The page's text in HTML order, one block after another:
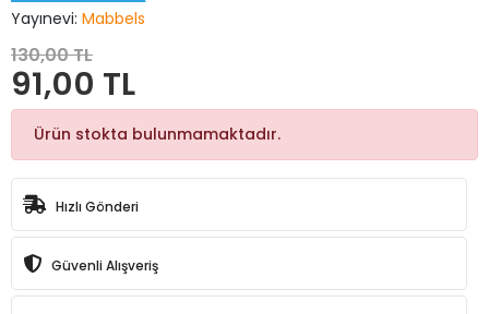
Yayınevi: Mabbels
130,00 TL
91,00 TL
Ürün stokta bulunmamaktadır.
Hızlı Gönderi
Güvenli Alışveriş